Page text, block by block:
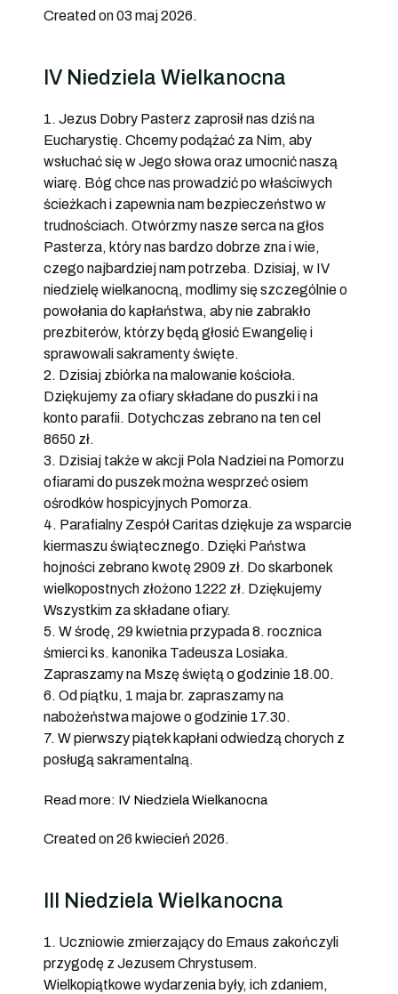
Created on 03 maj 2026.
IV Niedziela Wielkanocna
1. Jezus Dobry Pasterz zaprosił nas dziś na
Eucharystię. Chcemy podążać za Nim, aby
wsłuchać się w Jego słowa oraz umocnić naszą
wiarę. Bóg chce nas prowadzić po właściwych
ścieżkach i zapewnia nam bezpieczeństwo w
trudnościach. Otwórzmy nasze serca na głos
Pasterza, który nas bardzo dobrze zna i wie,
czego najbardziej nam potrzeba. Dzisiaj, w IV
niedzielę wielkanocną, modlimy się szczególnie o
powołania do kapłaństwa, aby nie zabrakło
prezbiterów, którzy będą głosić Ewangelię i
sprawowali sakramenty święte.
2. Dzisiaj zbiórka na malowanie kościoła.
Dziękujemy za ofiary składane do puszki i na
konto parafii. Dotychczas zebrano na ten cel
8650 zł.
3. Dzisiaj także w akcji Pola Nadziei na Pomorzu
ofiarami do puszek można wesprzeć osiem
ośrodków hospicyjnych Pomorza.
4. Parafialny Zespół Caritas dziękuje za wsparcie
kiermaszu świątecznego. Dzięki Państwa
hojności zebrano kwotę 2909 zł. Do skarbonek
wielkopostnych złożono 1222 zł. Dziękujemy
Wszystkim za składane ofiary.
5. W środę, 29 kwietnia przypada 8. rocznica
śmierci ks. kanonika Tadeusza Losiaka.
Zapraszamy na Mszę świętą o godzinie 18.00.
6. Od piątku, 1 maja br. zapraszamy na
nabożeństwa majowe o godzinie 17.30.
7. W pierwszy piątek kapłani odwiedzą chorych z
posługą sakramentalną.
Read more: IV Niedziela Wielkanocna
Created on 26 kwiecień 2026.
III Niedziela Wielkanocna
1. Uczniowie zmierzający do Emaus zakończyli
przygodę z Jezusem Chrystusem.
Wielkopiątkowe wydarzenia były, ich zdaniem,